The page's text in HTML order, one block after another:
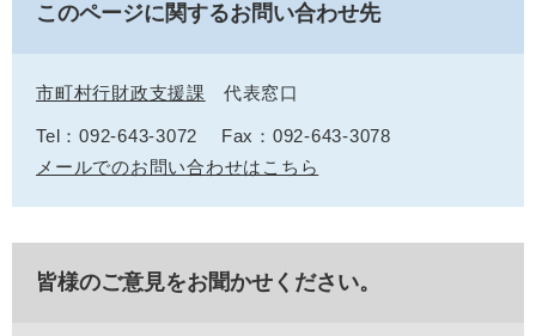
このページに関するお問い合わせ先
市町村行財政支援課 代表窓口
Tel：092-643-3072
Fax：092-643-3078
メールでのお問い合わせはこちら
皆様のご意見をお聞かせください。